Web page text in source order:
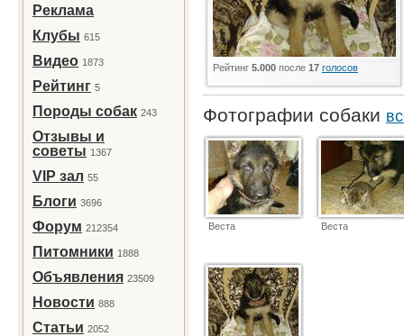
Реклама
Клубы 615
Видео 1873
Рейтинг 5
Породы собак 243
Отзывы и
советы 1367
VIP зал 55
Блоги 3696
Форум 212354
Питомники 1888
Объявления 23509
Новости 888
Статьи 2052
Рейтинг 5.000 после 17 голосов
Фотографии собаки
Веста Веста